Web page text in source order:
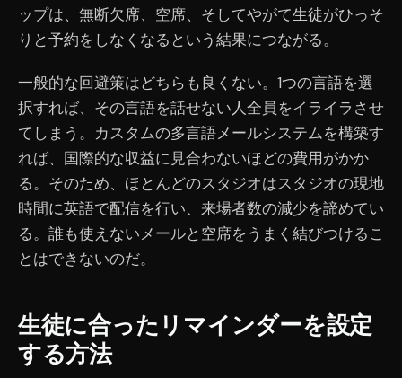
ップは、無断欠席、空席、そしてやがて生徒がひっそ
りと予約をしなくなるという結果につながる。
一般的な回避策はどちらも良くない。1つの言語を選
択すれば、その言語を話せない人全員をイライラさせ
てしまう。カスタムの多言語メールシステムを構築す
れば、国際的な収益に見合わないほどの費用がかか
る。そのため、ほとんどのスタジオはスタジオの現地
時間に英語で配信を行い、来場者数の減少を諦めてい
る。誰も使えないメールと空席をうまく結びつけるこ
とはできないのだ。
生徒に合ったリマインダーを設定
する方法